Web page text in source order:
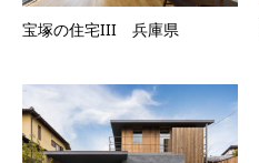
宝塚の住宅III 兵庫県